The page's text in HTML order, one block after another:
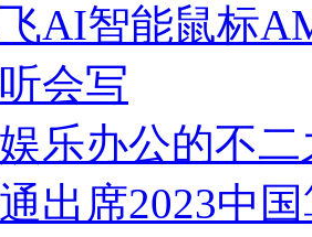
AI智能鼠标
会写
乐办公的不
出席2023中